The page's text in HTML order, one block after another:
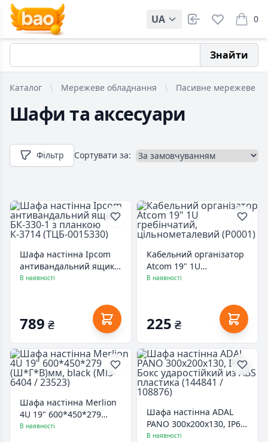
UA 0
items
Знайти
Каталог Мережеве обладнання Пасивне мережеве
Шафи та аксесуари
Фільтр Сортувати за:
Шафа настінна Ipcom
антивандальний ящик
БК-330-1 з планкою
В наявності
789 ₴
Кабельний організатор
Atcom 19" 1U
гребінчатий,
В наявності
225 ₴
Шафа настінна Merlion
4U 19" 600*450*279
(Ш*Г*В)мм, black (Ml3-
В наявності
Шафа настінна ADAL
PANO 300х200х130, IP65,
Бокс ударостійкий из
В наявності